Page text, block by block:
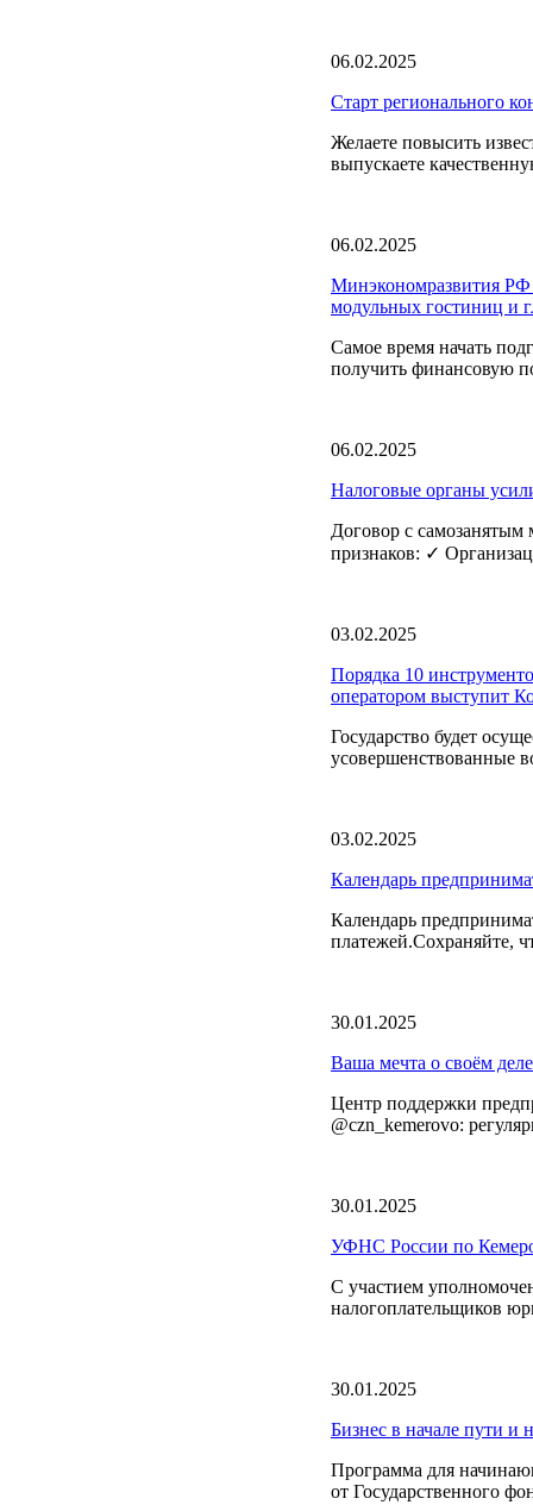
06.02.2025
Старт регионального
Желаете повысить
выпускаете
06.02.2025
Минэкономразвития РФ
модульных гостиниц и
Самое время начать
получить финансовую
06.02.2025
Налоговые органы
Договор с
признаков: ✓
03.02.2025
Порядка 10
оператором выступит
Государство будет
усовершенствованные
03.02.2025
Календарь
Календарь
платежей.Сохраняйте,
30.01.2025
Ваша мечта о своём
Центр поддержки
@czn_kemerovo:
30.01.2025
УФНС России по
C участием
налогоплательщиков
30.01.2025
Бизнес в начале пути и
Программа для
от Государственного